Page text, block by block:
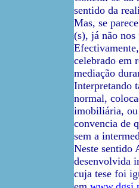
sentido da
Mas, se
(s), já não nos
celebrado em
mediação
Interpretando
normal,
imobiliária, ou
convencia de
sem a
Neste sentido
desenvolvida
cuja tese foi